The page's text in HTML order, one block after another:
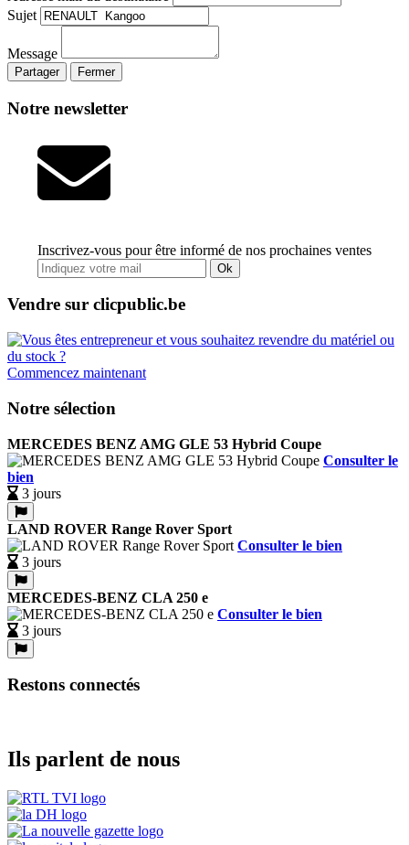
Sujet
Message
Partager Fermer
Notre newsletter
Inscrivez-vous pour être informé de nos prochaines ventes
Ok
Vendre sur clicpublic.be
Commencez maintenant
Notre sélection
MERCEDES BENZ AMG GLE 53 Hybrid Coupe
Consulter le
bien
3 jours
LAND ROVER Range Rover Sport
Consulter le bien
3 jours
MERCEDES-BENZ CLA 250 e
Consulter le bien
3 jours
Restons connectés
Ils parlent de nous